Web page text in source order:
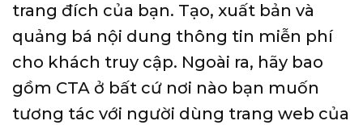
trang đích của bạn. Tạo, xuất bản và
quảng bá nội dung thông tin miễn phí
cho khách truy cập. Ngoài ra, hãy bao
gồm CTA ở bất cứ nơi nào bạn muốn
tương tác với người dùng trang web của